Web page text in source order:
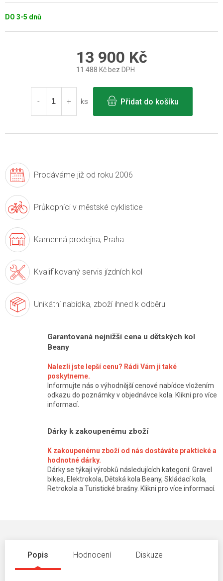
DO 3-5 dnů
13 900 Kč
11 488 Kč bez DPH
cena:
ks
Přidat do košíku
Prodáváme již od roku 2006
Průkopníci v městské cyklistice
Kamenná prodejna, Praha
Kvalifikovaný servis jízdních kol
Unikátní nabídka, zboží ihned k odběru
Garantovaná nejnižší cena u dětských kol
Beany
Nalezli jste lepší cenu? Rádi Vám ji také
poskytneme.
Informujte nás o výhodnější cenové nabídce vložením
odkazu do poznámky v objednávce kola. Klikni pro více
informací.
Dárky k zakoupenému zboží
K zakoupenému zboží od nás dostáváte praktické a
hodnotné dárky.
Dárky se týkají výrobků následujících kategorií: Gravel
bikes, Elektrokola, Dětská kola Beany, Skládací kola,
Retrokola a Turistické brašny. Klikni pro více informací.
Popis Hodnocení Diskuze